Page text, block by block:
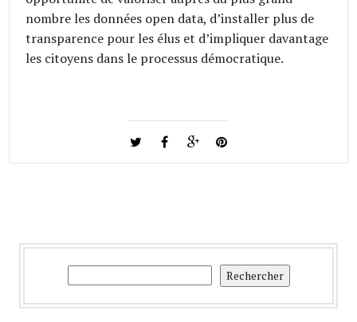
nombre les données open data, d’installer plus de
transparence pour les élus et d’impliquer davantage
les citoyens dans le processus démocratique.
Rechercher
Rechercher